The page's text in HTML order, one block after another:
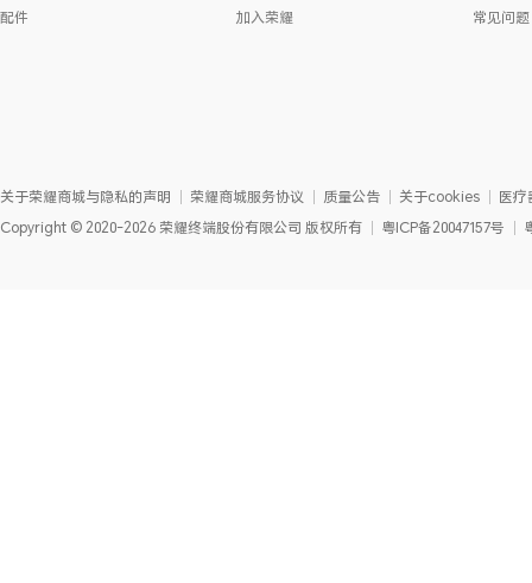
配件
加入荣耀
常见问题
关于荣耀商城与隐私的声明 荣耀商城服务协议 质量公告 关于cookies
医疗
Copyright © 2020-2026 荣耀终端股份有限公司 版权所有 粤ICP备20047157号